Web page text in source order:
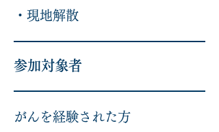
・​現地解散
参加対象者
がんを経験された方